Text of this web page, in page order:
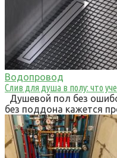
Водопровод
Слив для душа в полу: что
Душевой пол без
без поддона кажется